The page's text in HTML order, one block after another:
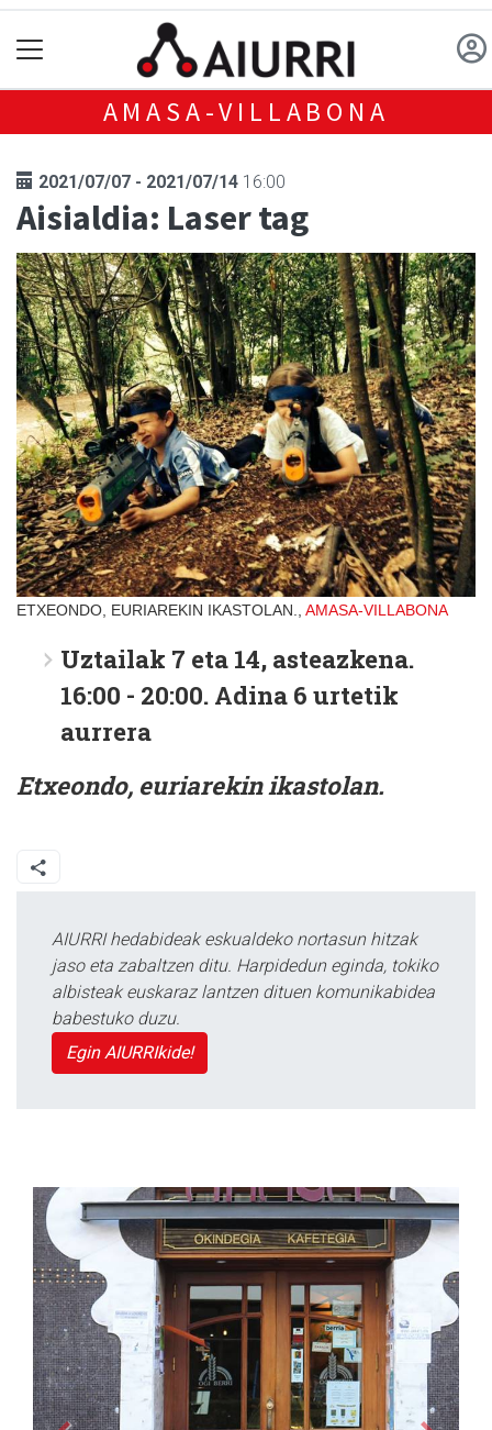
AMASA-VILLABONA
2021/07/07 - 2021/07/14 16:00
Aisialdia: Laser tag
ETXEONDO, EURIAREKIN IKASTOLAN., AMASA-VILLABONA
Uztailak 7 eta 14, asteazkena.
16:00 - 20:00. Adina 6 urtetik
aurrera
Etxeondo, euriarekin ikastolan.
AIURRI hedabideak eskualdeko nortasun hitzak
jaso eta zabaltzen ditu. Harpidedun eginda, tokiko
albisteak euskaraz lantzen dituen komunikabidea
babestuko duzu.
Egin AIURRIkide!